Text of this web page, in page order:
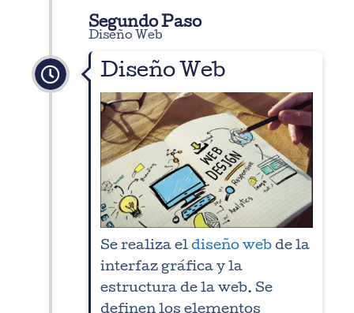
Segundo Paso
Diseño Web
Diseño Web
Se realiza el diseño web de la
interfaz gráfica y la
estructura de la web. Se